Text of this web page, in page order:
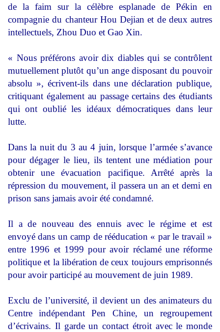
de la faim sur la célèbre esplanade de Pékin en
compagnie du chanteur Hou Dejian et de deux autres
intellectuels, Zhou Duo et Gao Xin.
« Nous préférons avoir dix diables qui se contrôlent
mutuellement plutôt qu’un ange disposant du pouvoir
absolu », écrivent-ils dans une déclaration publique,
critiquant également au passage certains des étudiants
qui ont oublié les idéaux démocratiques dans leur
lutte.
Dans la nuit du 3 au 4 juin, lorsque l’armée s’avance
pour dégager le lieu, ils tentent une médiation pour
obtenir une évacuation pacifique. Arrêté après la
répression du mouvement, il passera un an et demi en
prison sans jamais avoir été condamné.
Il a de nouveau des ennuis avec le régime et est
envoyé dans un camp de rééducation « par le travail »
entre 1996 et 1999 pour avoir réclamé une réforme
politique et la libération de ceux toujours emprisonnés
pour avoir participé au mouvement de juin 1989.
Exclu de l’université, il devient un des animateurs du
Centre indépendant Pen Chine, un regroupement
d’écrivains. Il garde un contact étroit avec le monde